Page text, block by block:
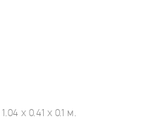
x 0.41 x 0.1 м.